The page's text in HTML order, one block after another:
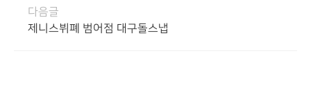
다음글
제니스뷔폐 범어점 대구돌스냅